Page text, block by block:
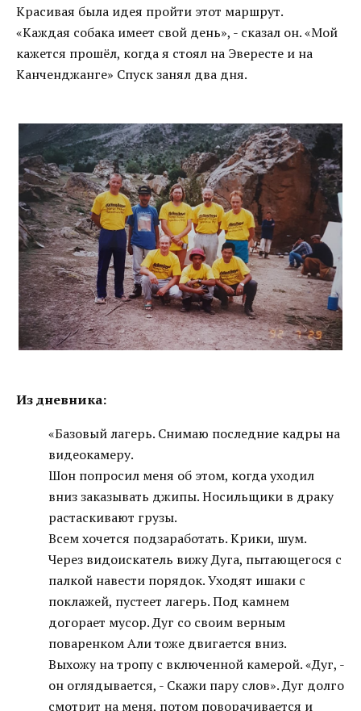
Красивая была идея пройти этот маршрут.
«Каждая собака имеет свой день», - сказал он. «Мой
кажется прошёл, когда я стоял на Эвересте и на
Канченджанге» Спуск занял два дня.
Из дневника:
«Базовый лагерь. Снимаю последние кадры на
видеокамеру.
Шон попросил меня об этом, когда уходил
вниз заказывать джипы. Носильщики в драку
растаскивают грузы.
Всем хочется подзаработать. Крики, шум.
Через видоискатель вижу Дуга, пытающегося с
палкой навести порядок. Уходят ишаки с
поклажей, пустеет лагерь. Под камнем
догорает мусор. Дуг со своим верным
поваренком Али тоже двигается вниз.
Выхожу на тропу с включенной камерой. «Дуг, -
он оглядывается, - Скажи пару слов». Дуг долго
смотрит на меня, потом поворачивается и